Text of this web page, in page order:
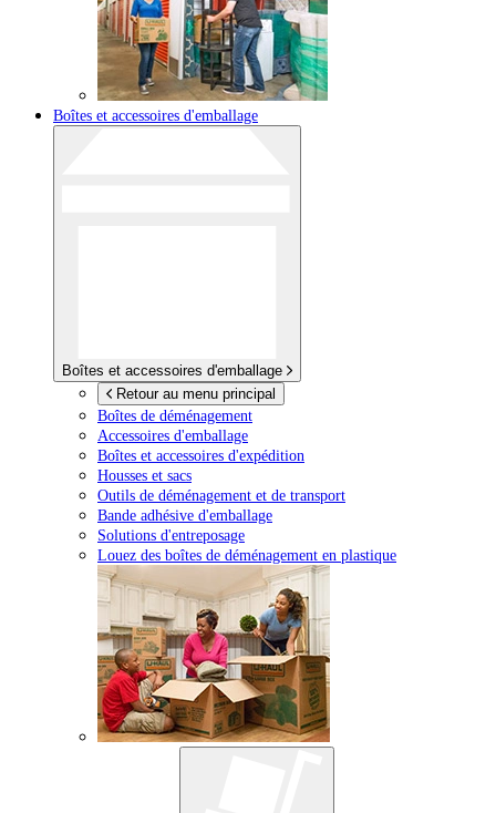
Boîtes et accessoires d'emballage
Boîtes et accessoires d'emballage
Retour au menu principal
Boîtes de déménagement
Accessoires d'emballage
Boîtes et accessoires d'expédition
Housses et sacs
Outils de déménagement et de transport
Bande adhésive d'emballage
Solutions d'entreposage
Louez des boîtes de déménagement en plastique